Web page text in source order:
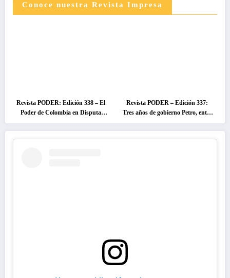
Conoce nuestra Revista Impresa
Revista PODER: Edición 338 – El
Poder de Colombia en Disputa
2026
Revista PODER – Edición 337:
Tres años de gobierno Petro, entre
el cambio prometido y el
desencanto ciudadano